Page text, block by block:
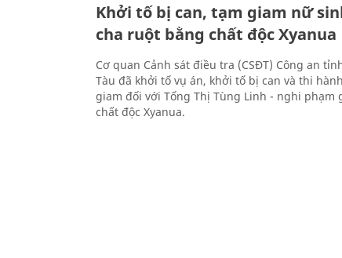
Khởi tố bị can, tạm giam nữ
cha ruột bằng chất độc Xyanua
Cơ quan Cảnh sát điều tra (CSĐT) Công an
Tàu đã khởi tố vụ án, khởi tố bị can và thi
giam đối với Tống Thị Tùng Linh - nghi phạm
chất độc Xyanua.